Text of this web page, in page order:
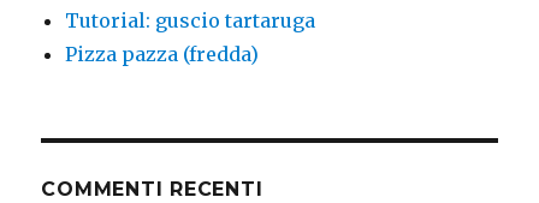
Tutorial: guscio tartaruga
Pizza pazza (fredda)
COMMENTI RECENTI